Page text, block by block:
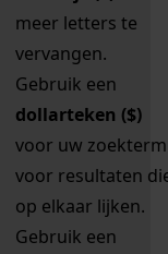
meer letters te
vervangen.
Gebruik een
dollarteken ($)
voor uw zoekterm
voor resultaten
op elkaar lijken.
Gebruik een